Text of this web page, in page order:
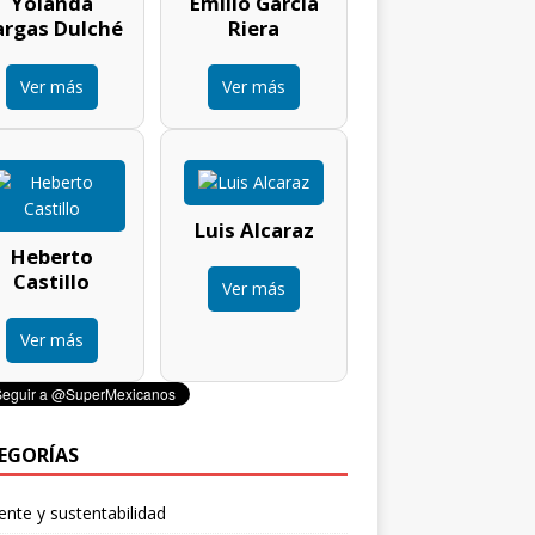
Dulché
Ver más
Riera
Ver más
Heberto
Castillo
Ver más
Luis Alcaraz
Ver más
y sustentabilidad